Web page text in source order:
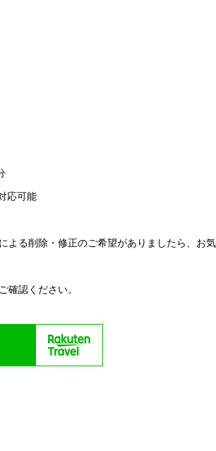
応可能
る削除・修正のご希望がありましたら、お
認ください。